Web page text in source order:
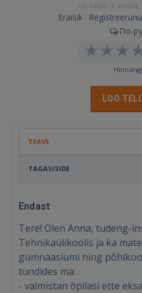
Oli saidil: 3
Eraisik ·
По-
LOO
TEAVE
TAGASISIDE
Endast
Tere! Olen Anna, tudeng-
Tehnikaülikoolis ja ka
gümnaasiumi ning
tundides ma:
- valmistan õpilasi ette